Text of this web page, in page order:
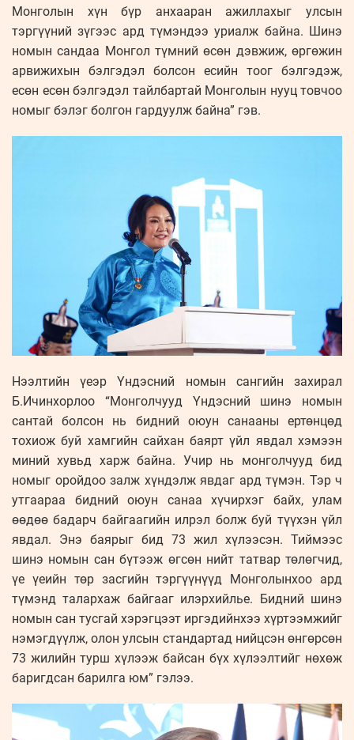
Монголын хүн бүр анхааран ажиллахыг улсын
тэргүүний зүгээс ард түмэндээ уриалж байна. Шинэ
номын сандаа Монгол түмний өсөн дэвжиж, өргөжин
арвижихын бэлгэдэл болсон есийн тоог бэлгэдэж,
есөн есөн бэлгэдэл тайлбартай Монголын нууц товчоо
номыг бэлэг болгон гардуулж байна” гэв.
Нээлтийн үеэр Үндэсний номын сангийн захирал
Б.Ичинхорлоо “Монголчууд Үндэсний шинэ номын
сантай болсон нь бидний оюун санааны ертөнцөд
тохиож буй хамгийн сайхан баярт үйл явдал хэмээн
миний хувьд харж байна. Учир нь монголчууд бид
номыг оройдоо залж хүндэлж явдаг ард түмэн. Тэр ч
утгаараа бидний оюун санаа хүчирхэг байх, улам
өөдөө бадарч байгаагийн илрэл болж буй түүхэн үйл
явдал. Энэ баярыг бид 73 жил хүлээсэн. Тиймээс
шинэ номын сан бүтээж өгсөн нийт татвар төлөгчид,
үе үеийн төр засгийн тэргүүнүүд Монголынхоо ард
түмэнд талархаж байгааг илэрхийлье. Бидний шинэ
номын сан тусгай хэрэгцээт иргэдийнхээ хүртээмжийг
нэмэгдүүлж, олон улсын стандартад нийцсэн өнгөрсөн
73 жилийн турш хүлээж байсан бүх хүлээлтийг нөхөж
баригдсан барилга юм” гэлээ.